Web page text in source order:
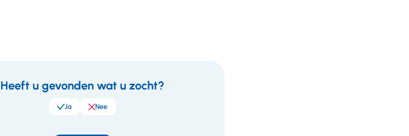
Heeft u gevonden wat u zocht?
Ja Nee